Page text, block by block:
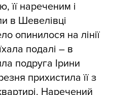
її нареченим і
в Шевелівці
опинилося на лінії
подалі – в
подруга Ірини
прихистила її з
Наречений